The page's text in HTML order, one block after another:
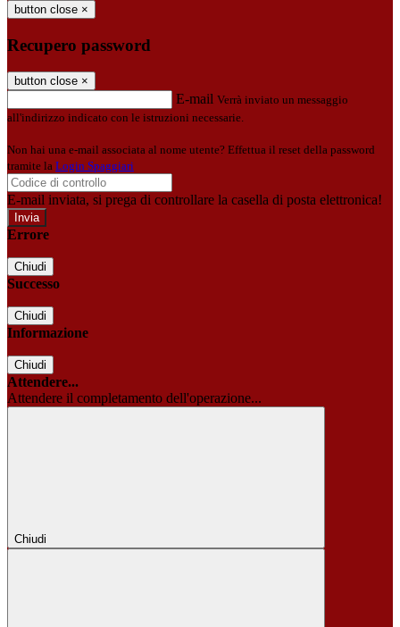
button close ×
Recupero password
button close ×
E-mail Verrà inviato un messaggio
all'indirizzo indicato con le istruzioni necessarie.
Non hai una e-mail associata al nome utente? Effettua il reset della password
tramite la Login Spaggiari
E-mail inviata, si prega di controllare la casella di posta elettronica!
Errore
Chiudi
Successo
Chiudi
Informazione
Chiudi
Attendere...
Attendere il completamento dell'operazione...
Chiudi